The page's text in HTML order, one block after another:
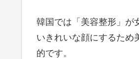
韓国では「美容整形」が
いきれいな顔にするため
的です。